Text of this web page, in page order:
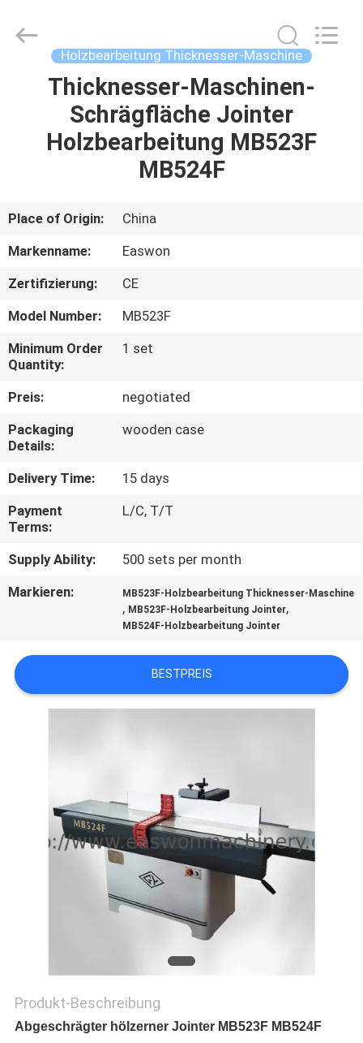
HAUS
PRODUKTE
UNS
AUSFLUG
QUALITÄTSKONTROLLE
TRETEN
SIE
MIT
UNS
IN
VERBINDUNG
NACHRICHTEN
SIE EIN
ZITAT
PRIVACY
POLICY
Export
Holzbearbeitung Thicknesser-Maschine
Thicknesser-Maschinen-
Schrägfläche Jointer
Holzbearbeitung MB523F
MB524F
Place of Origin:
China
Markenname:
Easwon
Zertifizierung:
CE
Model Number:
MB523F
Minimum Order
Quantity:
1 set
Preis:
negotiated
Packaging
Details:
wooden case
Delivery Time:
15 days
Payment
Terms:
L/C, T/T
Supply Ability:
500 sets per month
Markieren:
MB523F-Holzbearbeitung Thicknesser-Maschine
, MB523F-Holzbearbeitung Jointer,
MB524F-Holzbearbeitung Jointer
BESTPREIS
Produkt-Beschreibung
Abgeschrägter hölzerner Jointer MB523F MB524F